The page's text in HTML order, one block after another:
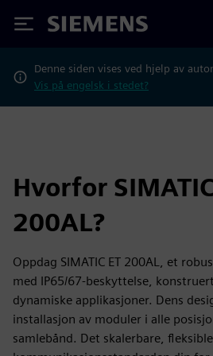
Siemens
Denne siden vises ved hjelp av
Vis på engelsk i stedet?
Hvorfor
200AL?
Oppdag SIMATIC ET 200AL, et
med IP65/67-beskyttelse,
dynamiske applikasjoner. Dens
installasjon av moduler i alle
samlebånd. Det skalerbare,